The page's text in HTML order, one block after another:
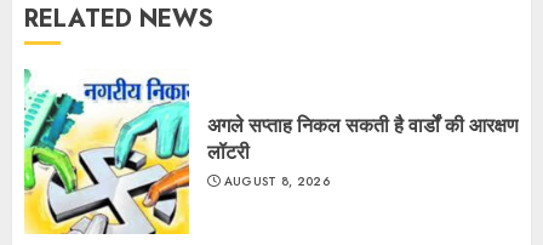
RELATED NEWS
अगले सप्ताह निकल सकती है वार्डों की आरक्षण
लॉटरी
AUGUST 8, 2026